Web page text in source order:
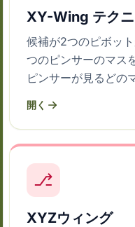
XY-Wing テク
候補が2つのピボッ
つのピンサーのマス
ピンサーが見るどの
開く
⎇
XYZウィング